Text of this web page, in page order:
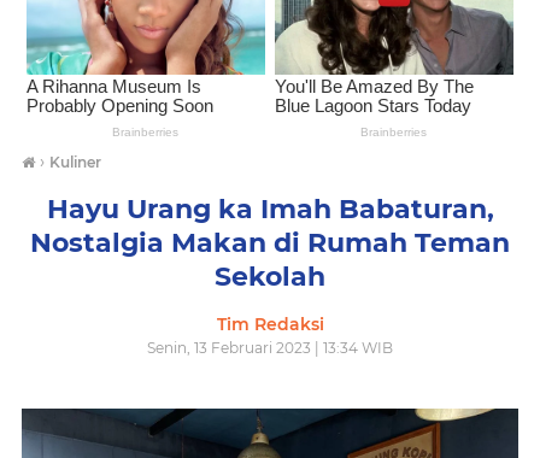
› Kuliner
Hayu Urang ka Imah Babaturan,
Nostalgia Makan di Rumah Teman
Sekolah
Tim Redaksi
Senin, 13 Februari 2023 | 13:34 WIB